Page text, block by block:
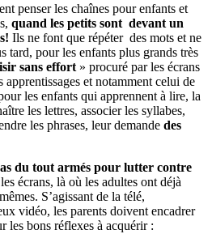
penser les chaînes pour enfants et
quand les petits sont devant un
Ils ne font que répéter des mots et ne
tard, pour les enfants plus grands très
sans effort » procuré par les écrans
et notamment celui de
les enfants qui apprennent à lire, la
les lettres, associer les syllabes,
les phrases, leur demande des
du tout armés pour lutter contre
écrans, là où les adultes ont déjà
S’agissant de la télé,
vidéo, les parents doivent encadrer
les bons réflexes à acquérir :